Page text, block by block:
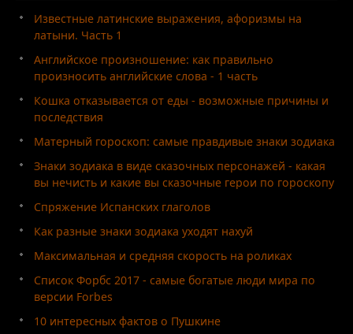
Известные латинские выражения, афоризмы на
латыни. Часть 1
Английское произношение: как правильно
произносить английские слова - 1 часть
Кошка отказывается от еды - возможные причины и
последствия
Матерный гороскоп: самые правдивые знаки зодиака
Знаки зодиака в виде сказочных персонажей - какая
вы нечисть и какие вы сказочные герои по гороскопу
Спряжение Испанских глаголов
Как разные знаки зодиака уходят нахуй
Максимальная и средняя скорость на роликах
Список Форбс 2017 - самые богатые люди мира по
версии Forbes
10 интересных фактов о Пушкине